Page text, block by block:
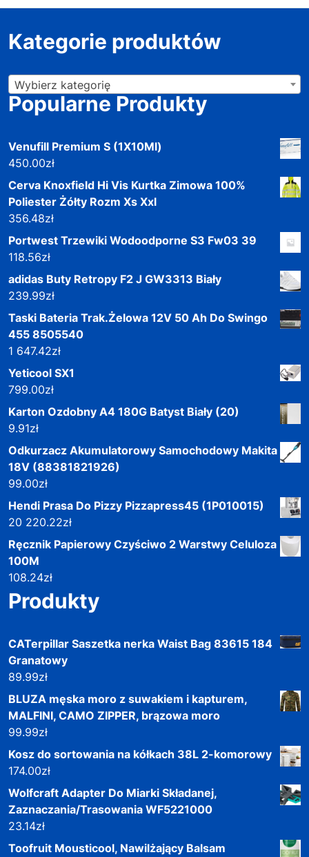
Kategorie produktów
Wybierz kategorię
Popularne Produkty
Venufill Premium S (1X10Ml)
450.00zł
Cerva Knoxfield Hi Vis Kurtka Zimowa 100%
Poliester Żółty Rozm Xs Xxl
356.48zł
Portwest Trzewiki Wodoodporne S3 Fw03 39
118.56zł
adidas Buty Retropy F2 J GW3313 Biały
239.99zł
Taski Bateria Trak.Żelowa 12V 50 Ah Do Swingo
455 8505540
1 647.42zł
Yeticool SX1
799.00zł
Karton Ozdobny A4 180G Batyst Biały (20)
9.91zł
Odkurzacz Akumulatorowy Samochodowy Makita
18V (88381821926)
99.00zł
Hendi Prasa Do Pizzy Pizzapress45 (1P010015)
20 220.22zł
Ręcznik Papierowy Czyściwo 2 Warstwy Celuloza
100M
108.24zł
Produkty
CATerpillar Saszetka nerka Waist Bag 83615 184
Granatowy
89.99zł
BLUZA męska moro z suwakiem i kapturem,
MALFINI, CAMO ZIPPER, brązowa moro
99.99zł
Kosz do sortowania na kółkach 38L 2-komorowy
174.00zł
Wolfcraft Adapter Do Miarki Składanej,
Zaznaczania/Trasowania WF5221000
23.14zł
Toofruit Mousticool, Nawilżający Balsam